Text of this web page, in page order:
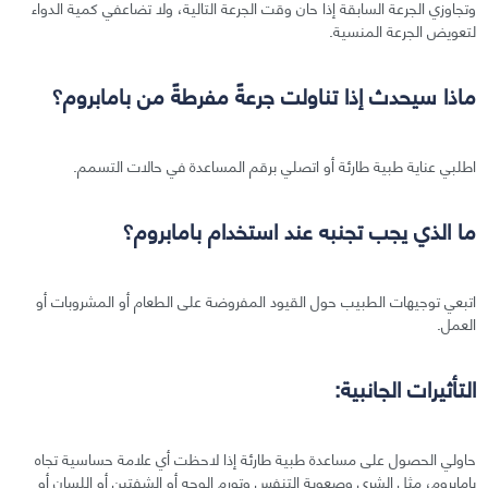
وتجاوزي الجرعة السابقة إذا حان وقت الجرعة التالية، ولا تضاعفي كمية الدواء
لتعويض الجرعة المنسية.
ماذا سيحدث إذا تناولت جرعةً مفرطةً من بامابروم؟
اطلبي عناية طبية طارئة أو اتصلي برقم المساعدة في حالات التسمم.
ما الذي يجب تجنبه عند استخدام بامابروم؟
اتبعي توجيهات الطبيب حول القيود المفروضة على الطعام أو المشروبات أو
العمل.
التأثيرات الجانبية:
حاولي الحصول على مساعدة طبية طارئة إذا لاحظت أي علامة حساسية تجاه
بامابروم، مثل الشرى وصعوبة التنفس وتورم الوجه أو الشفتين أو اللسان أو